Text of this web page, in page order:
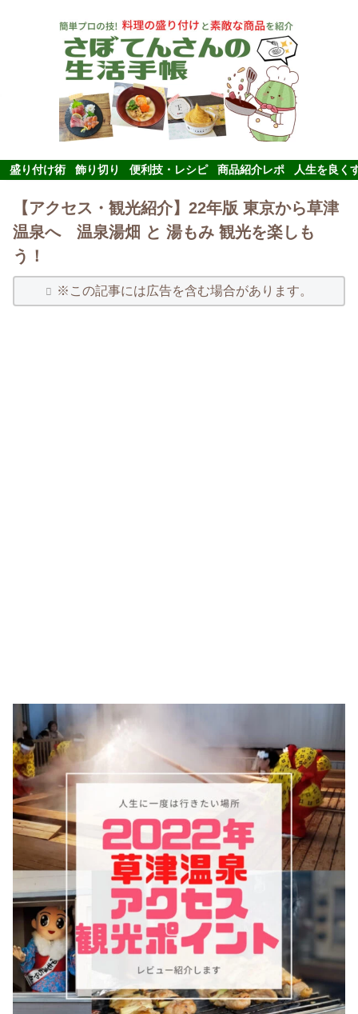
盛り付け術 飾り切り 便利技・レシピ 商品紹介レポ 人生を良く
【アクセス・観光紹介】22年版 東京から草津
温泉へ 温泉湯畑 と 湯もみ 観光を楽しも
う！
※この記事には広告を含む場合があります。